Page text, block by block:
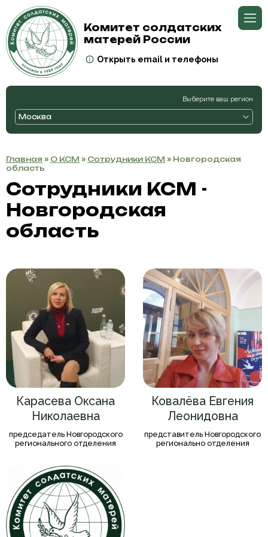
Комитет солдатских
матерей России
Открыть email и телефоны
Выберите ваш регион
Москва
Главная » О КСМ » Сотрудники КСМ » Новгородская
область
Сотрудники КСМ -
Новгородская
область
Карасева Оксана
Николаевна
председатель Новгородского
регионального отделения
Ковалёва Евгения
Леонидовна
представитель Новгородского
регионально отделения